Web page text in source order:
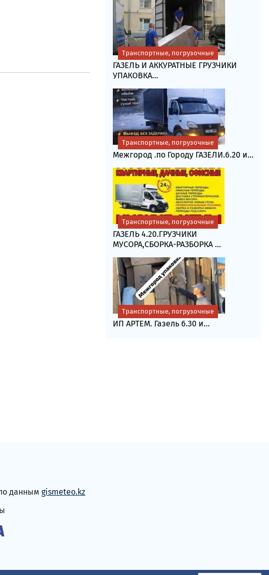
ГАЗЕЛЬ И АККУРАТНЫЕ ГРУЗЧИКИ
УПАКОВКА...
Транспортные, погрузочные
Межгород .по Городу ГАЗЕЛИ.6.20 и...
Транспортные, погрузочные
ГАЗЕЛЬ 4.20.ГРУЗЧИКИ
МУСОРА,СБОРКА-РАЗБОРКА ...
Транспортные, погрузочные
ИП АРТЕМ. Газель 6.30 и...
Транспортные, погрузочные
данным gismeteo.kz